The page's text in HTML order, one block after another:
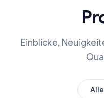
Einblicke,